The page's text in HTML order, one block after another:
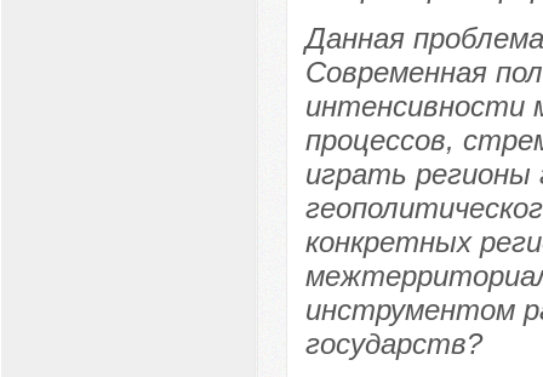
Данная
Современная
интенсивности
процессов,
играть регионы
конкретных
инструментом
государств?